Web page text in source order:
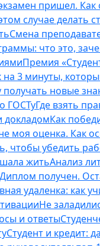
пришел.
случае делать
Смена
что это,
Премия
3 минуты,
получать новые
ГОСТуГде взять
докладомКак
моя оценка. Как
чтобы убедить
житьАнализ
Диплом получен.
удаленка: как
Не
и ответы
Студент и кредит: